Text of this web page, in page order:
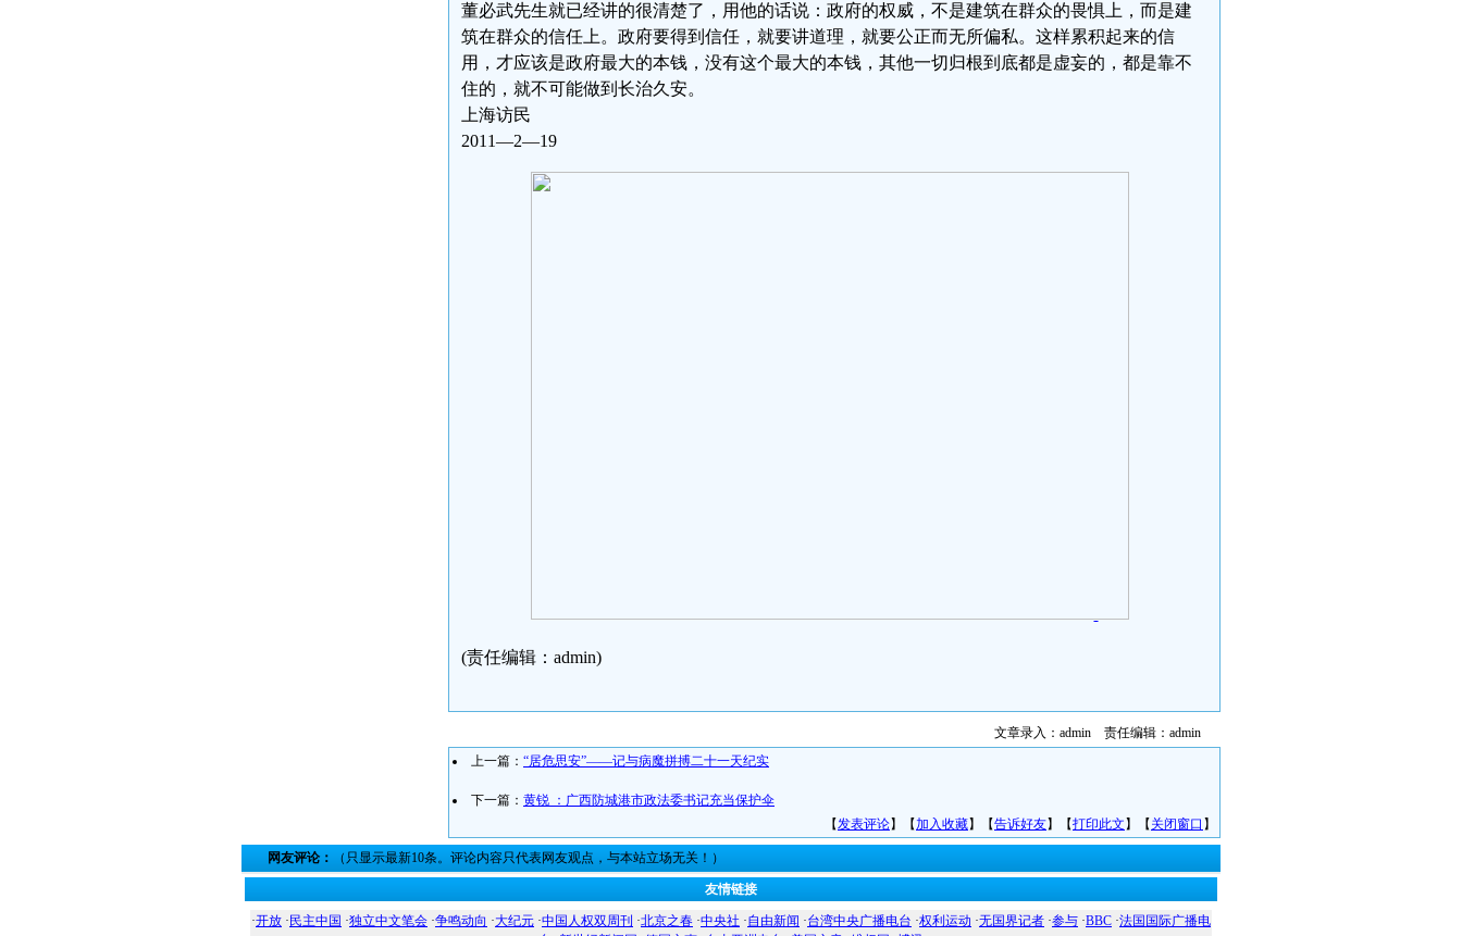
董必武先生就已经讲的很清楚了，用他的话说：政府的权威，不是建筑在群众的畏惧上，而是建
筑在群众的信任上。政府要得到信任，就要讲道理，就要公正而无所偏私。这样累积起来的信
用，才应该是政府最大的本钱，没有这个最大的本钱，其他一切归根到底都是虚妄的，都是靠不
住的，就不可能做到长治久安。
上海访民
2011—2—19
(责任编辑：admin)
文章录入：admin 责任编辑：admin
上一篇： “居危思安”——记与病魔拼搏二十一天纪实
下一篇： 黄锐 ：广西防城港市政法委书记充当保护伞
【发表评论】【加入收藏】【告诉好友】【打印此文 】【 关闭窗口 】
网友评论： （只显示最新10条。评论内容只代表网友观点，与本站立场无关！）
友情链接
·开放 · 民主中国 ·独立中文笔会 ·争鸣动向 ·大纪元 ·中国人权双周刊 ·北京之春 ·中央社 ·自由新闻 ·台湾中央广播电台 ·权利运动 ·无国界记者 ·参与 ·BBC ·法国国际广播电